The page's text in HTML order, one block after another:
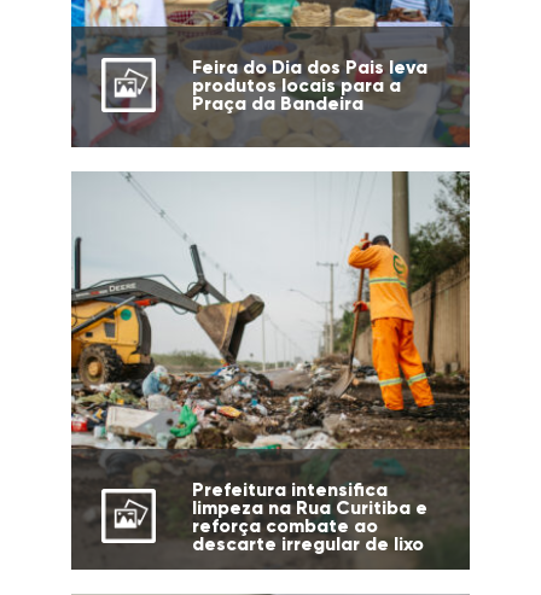
Feira do Dia dos Pais leva
produtos locais para a
Praça da Bandeira
Prefeitura intensifica
limpeza na Rua Curitiba e
reforça combate ao
descarte irregular de lixo